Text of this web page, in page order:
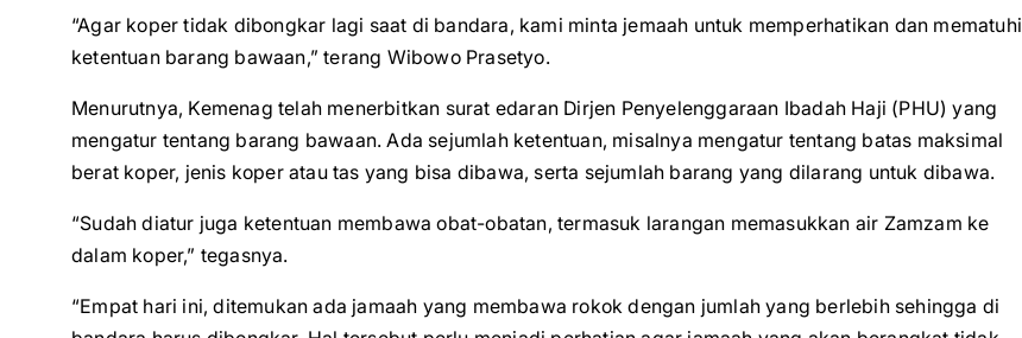
“Agar koper tidak dibongkar lagi saat di bandara, kami minta jemaah untuk memperhatikan dan mematuhi
ketentuan barang bawaan,” terang Wibowo Prasetyo.
Menurutnya, Kemenag telah menerbitkan surat edaran Dirjen Penyelenggaraan Ibadah Haji (PHU) yang
mengatur tentang barang bawaan. Ada sejumlah ketentuan, misalnya mengatur tentang batas maksimal
berat koper, jenis koper atau tas yang bisa dibawa, serta sejumlah barang yang dilarang untuk dibawa.
“Sudah diatur juga ketentuan membawa obat-obatan, termasuk larangan memasukkan air Zamzam ke
dalam koper,” tegasnya.
“Empat hari ini, ditemukan ada jamaah yang membawa rokok dengan jumlah yang berlebih sehingga di